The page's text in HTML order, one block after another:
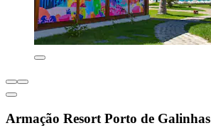
Armação Resort Porto de Galinhas